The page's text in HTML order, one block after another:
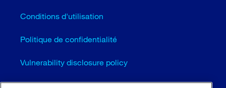
Conditions d'utilisation
Politique de confidentialité
Vulnerability disclosure policy
Cookie settings (EN)